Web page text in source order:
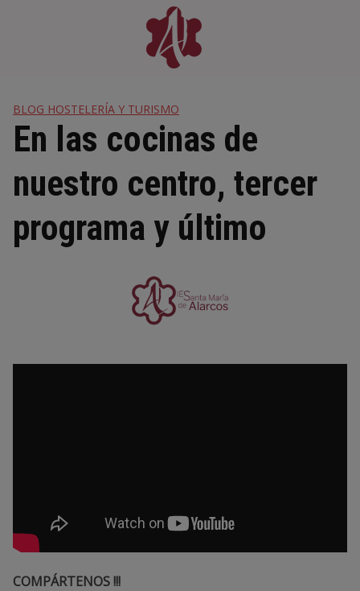
BLOG HOSTELERÍA Y TURISMO
En las cocinas de
nuestro centro, tercer
programa y último
COMPÁRTENOS !!!